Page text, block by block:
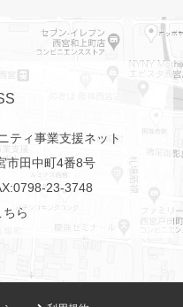
ティ事業支援ネット
市田中町4番8号
23-3748
ら